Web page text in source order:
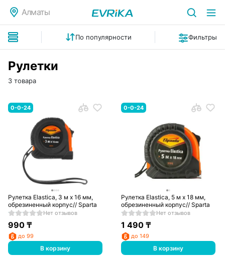
Алматы
По популярности Фильтры
Рулетки
3 товара
0-0-24
Рулетка Elastica, 3 м х 16 мм,
обрезиненный корпус// Sparta
Нет отзывов
990₸
до 99
В корзину
0-0-24
Рулетка Elastica, 5 м х 18 мм,
обрезиненный корпус// Sparta
Нет отзывов
1 490 ₸
до 149
В корзину